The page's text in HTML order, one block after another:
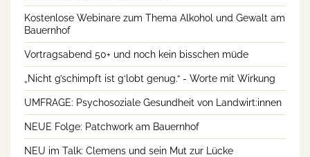
Kostenlose Webinare zum Thema Alkohol und Gewalt am
Bauernhof
Vortragsabend 50+ und noch kein bisschen müde
„Nicht g’schimpft ist g‘lobt genug.“ - Worte mit Wirkung
UMFRAGE: Psychosoziale Gesundheit von Landwirt:innen
NEUE Folge: Patchwork am Bauernhof
NEU im Talk: Clemens und sein Mut zur Lücke